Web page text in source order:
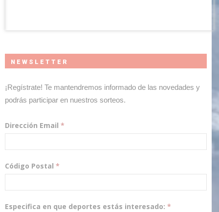
NEWSLETTER
¡Regístrate! Te mantendremos informado de las novedades y
podrás participar en nuestros sorteos.
Dirección Email *
Código Postal *
Especifica en que deportes estás interesado: *